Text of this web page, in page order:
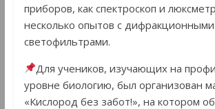
приборов, как спектроскоп и
несколько опытов с
светофильтрами.
Для учеников, изучающих на
уровне биологию, был организован
«Кислород без забот!», на котором